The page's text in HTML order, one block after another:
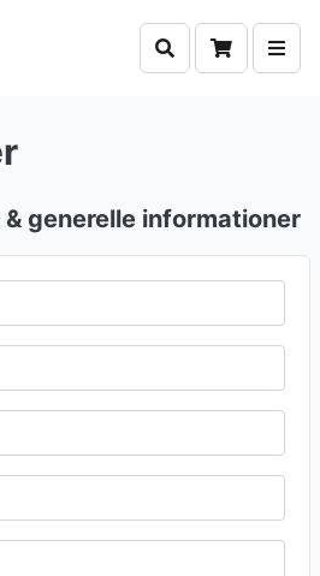
generelle informationer